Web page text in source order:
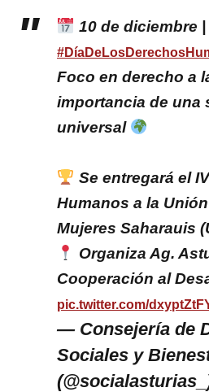
10 de diciembre |
Foco en derecho a
importancia de una
universal
Se entregará el
Humanos a la
Mujeres Saharauis
Organiza Ag.
Cooperación al
pic.twitter.com/
— Consejería de
Sociales y